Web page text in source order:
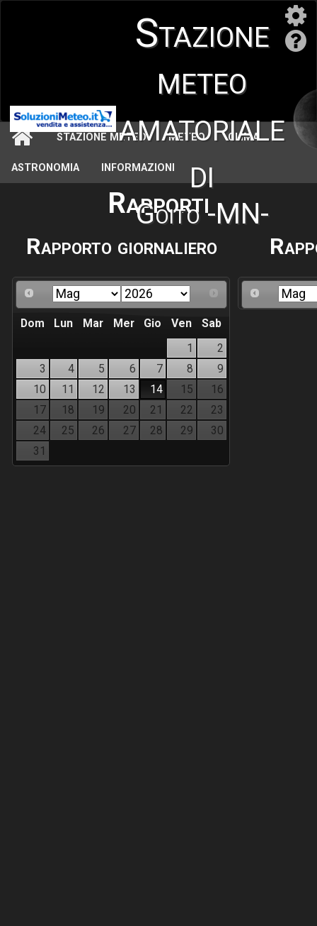
Stazione
meteo
amatoriale
di
Goito -MN-
STAZIONE METEO METEO CLIMA
ASTRONOMIA INFORMAZIONI
Rapporti
Rapporto giornaliero
Dom Lun Mar Mer Gio Ven
Sab
1
2
3
4 5 6 7 8
9
10
11 12 13 14 15
16
17
18 19 20 21 22
23
24
25 26 27 28 29
30
31